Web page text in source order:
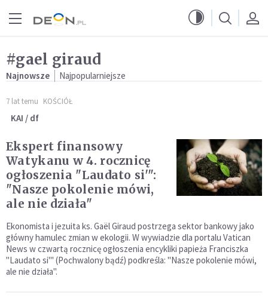
#gael giraud
Najnowsze Najpopularniejsze
7 lat temu KOŚCIÓŁ
KAI / df
Ekspert finansowy
Watykanu w 4. rocznicę
ogłoszenia "Laudato si'":
"Nasze pokolenie mówi,
ale nie działa"
Ekonomista i jezuita ks. Gaël Giraud postrzega sektor bankowy jako
główny hamulec zmian w ekologii. W wywiadzie dla portalu Vatican
News w czwartą rocznicę ogłoszenia encykliki papieża Franciszka
"Laudato si'" (Pochwalony bądź) podkreśla: "Nasze pokolenie mówi,
ale nie działa".